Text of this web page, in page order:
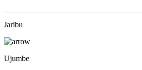
Jaribu
Ujumbe